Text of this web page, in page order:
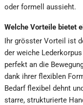
oder formell aussieht.
Welche Vorteile bietet
Ihr grösster Vorteil ist
der weiche
perfekt an die
dank ihrer flexiblen
Bedarf flexibel dehnt
starre, strukturierte